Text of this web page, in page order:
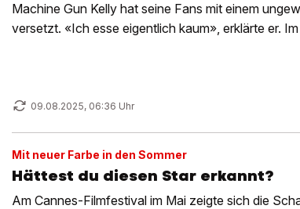
Machine Gun Kelly hat seine Fans mit einem
versetzt. «Ich esse eigentlich kaum», erklärte er.
09.08.2025, 06:36 Uhr
Mit neuer Farbe in den Sommer
Hättest du diesen Star erkannt?
Am Cannes-Filmfestival im Mai zeigte sich die